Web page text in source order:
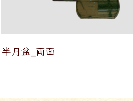
半月盆_両面